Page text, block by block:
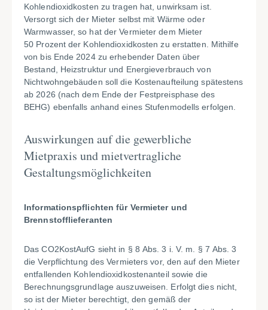
Kohlendioxidkosten zu tragen hat, unwirksam ist.
Versorgt sich der Mieter selbst mit Wärme oder
Warmwasser, so hat der Vermieter dem Mieter
50 Prozent der Kohlendioxidkosten zu erstatten. Mithilfe
von bis Ende 2024 zu erhebender Daten über
Bestand, Heizstruktur und Energieverbrauch von
Nichtwohngebäuden soll die Kostenaufteilung spätestens
ab 2026 (nach dem Ende der Festpreisphase des
BEHG) ebenfalls anhand eines Stufenmodells erfolgen.
Auswirkungen auf die gewerbliche
Mietpraxis und mietvertragliche
Gestaltungsmöglichkeiten
Informationspflichten für Vermieter und
Brennstofflieferanten
Das CO2KostAufG sieht in § 8 Abs. 3 i. V. m. § 7 Abs. 3
die Verpflichtung des Vermieters vor, den auf den Mieter
entfallenden Kohlendioxidkostenanteil sowie die
Berechnungsgrundlage auszuweisen. Erfolgt dies nicht,
so ist der Mieter berechtigt, den gemäß der